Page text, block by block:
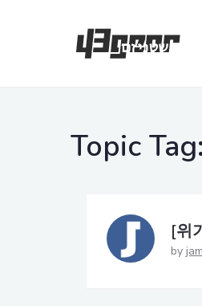
Topic Tag:
[위
by